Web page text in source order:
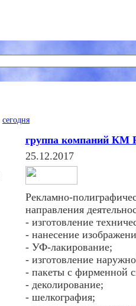
сегодня
группа компаний КМ
25.12.2017
Рекламно-
направления
- изготовление
- нанесение
- УФ-лакирование;
- изготовление
- пакеты с фирменной
- деколирование;
- шелкография;